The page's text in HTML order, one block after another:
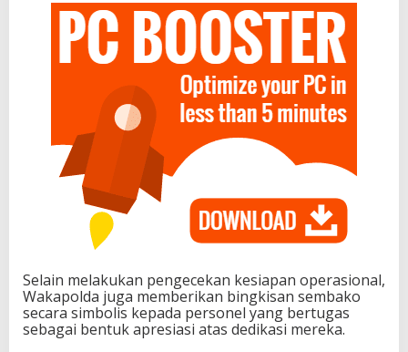
Selain melakukan pengecekan kesiapan operasional,
Wakapolda juga memberikan bingkisan sembako
secara simbolis kepada personel yang bertugas
sebagai bentuk apresiasi atas dedikasi mereka.